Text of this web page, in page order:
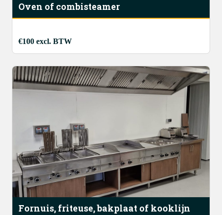
Oven of combisteamer
€100 excl. BTW
Fornuis, friteuse, bakplaat of kooklijn